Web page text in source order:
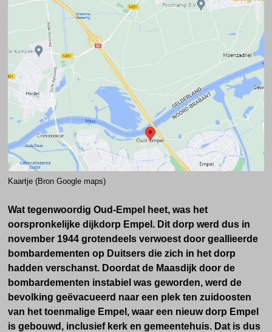
Kaartje (Bron Google maps)
Wat tegenwoordig Oud-Empel heet, was het
oorspronkelijke dijkdorp Empel. Dit dorp werd dus in
november 1944 grotendeels verwoest door geallieerde
bombardementen op Duitsers die zich in het dorp
hadden verschanst. Doordat de Maasdijk door de
bombardementen instabiel was geworden, werd de
bevolking geëvacueerd naar een plek ten zuidoosten
van het toenmalige Empel, waar een nieuw dorp Empel
is gebouwd, inclusief kerk en gemeentehuis. Dat is dus